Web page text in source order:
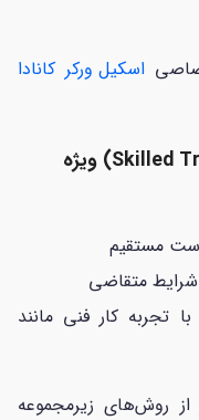
اسکیل ورکر کانادا
3. برنامه فدرال اسکیل ترید (Skilled Trades) ویژه
مستقیم
متقاضی
تجربه کار فنی مانند
از روش‌های زیرمجموعه